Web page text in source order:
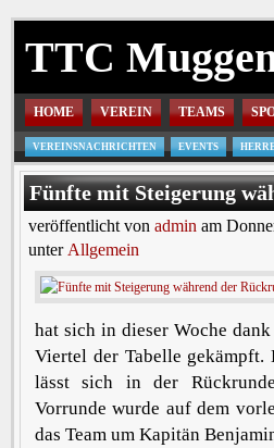
TTC
HOME VEREIN TEAMS
VEREINSNACHRICHTEN EVENTS
Fünfte mit Steigerung
veröffentlicht von admin am
unter Allgemein
hat sich in dieser Woche
Viertel der Tabelle gekämpft.
lässt sich in der
Vorrunde wurde auf dem
das Team um Kapitän